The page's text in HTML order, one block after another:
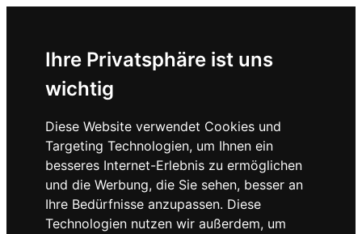
Ihre Privatsphäre ist uns
wichtig
Diese Website verwendet Cookies und
Targeting Technologien, um Ihnen ein
besseres Internet-Erlebnis zu ermöglichen
und die Werbung, die Sie sehen, besser an
Ihre Bedürfnisse anzupassen. Diese
Technologien nutzen wir außerdem, um